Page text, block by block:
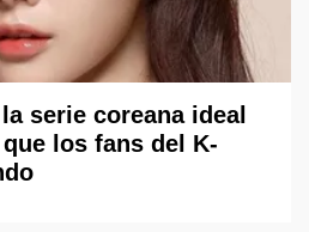
serie coreana ideal
los fans del K-